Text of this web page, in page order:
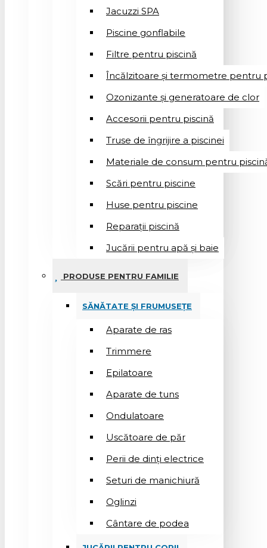
Jacuzzi SPA
Piscine gonflabile
Filtre pentru piscină
Încălzitoare și termometre pentru
Ozonizante și generatoare de clor
Accesorii pentru piscină
Truse de îngrijire a piscinei
Materiale de consum pentru
Scări pentru piscine
Huse pentru piscine
Reparații piscină
Jucării pentru apă și baie
PRODUSE PENTRU FAMILIE
SĂNĂTATE ȘI FRUMUSEȚE
Aparate de ras
Trimmere
Epilatoare
Aparate de tuns
Ondulatoare
Uscătoare de păr
Perii de dinți electrice
Seturi de manichiură
Oglinzi
Cântare de podea